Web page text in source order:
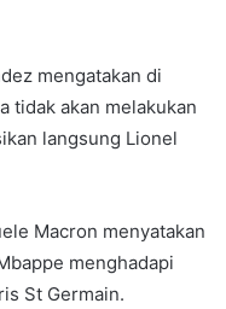
mengatakan di
tidak akan melakukan
langsung Lionel
Macron menyatakan
menghadapi
St Germain.